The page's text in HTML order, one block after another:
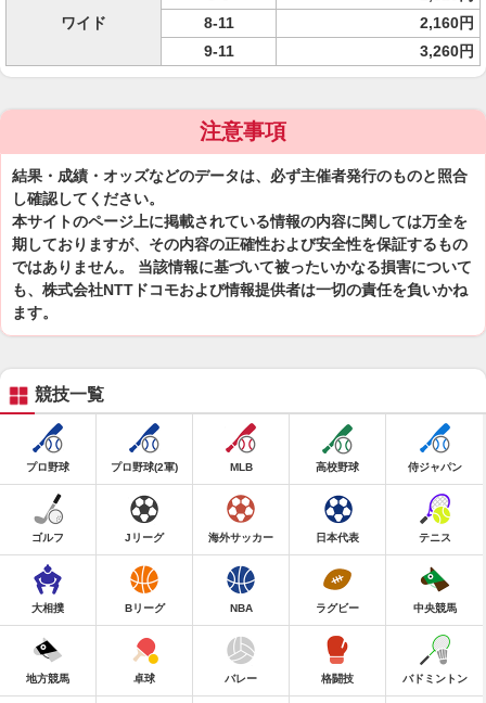
ワイド
8-11
2,160円
9-11
3,260円
注意事項
結果・成績・オッズなどのデータは、必ず主催者発行のものと照合
し確認してください。
本サイトのページ上に掲載されている情報の内容に関しては万全を
期しておりますが、その内容の正確性および安全性を保証するもの
ではありません。 当該情報に基づいて被ったいかなる損害について
も、株式会社NTTドコモおよび情報提供者は一切の責任を負いかね
ます。
競技一覧
プロ野球 プロ野球(2軍) MLB 高校野球 侍ジャパン
ゴルフ Jリーグ 海外サッカー 日本代表 テニス
大相撲 Bリーグ NBA ラグビー 中央競馬
地方競馬 卓球 バレー 格闘技 バドミントン